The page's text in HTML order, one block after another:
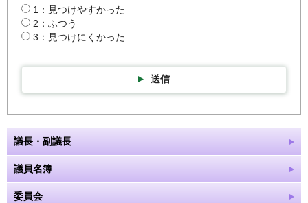
1：見つけやすかった
2：ふつう
3：見つけにくかった
送信
議長・副議長
議員名簿
委員会